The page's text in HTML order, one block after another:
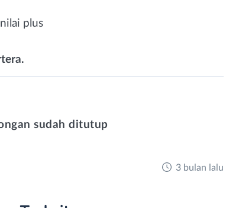
plus
sudah ditutup
3 bulan lalu